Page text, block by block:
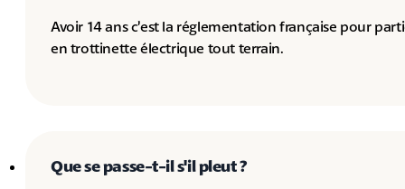
Avoir 14 ans c’est la réglementation française pour
en trottinette électrique tout terrain.
Que se passe-t-il s'il pleut ?